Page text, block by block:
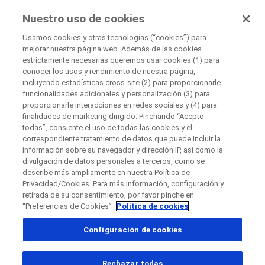
EnsayosClínicos
por Roche
Disease Area Overview
Cáncer
Cáncer de próstata
Cáncer de
próstata
Cerrar
Contacta directamente con Roche si tienes
preguntas
Cerrar
Contacta con el hospital directamente
Datos personales
Nombre
Cerrar
Directly contact the sponsor for questions
Cerrar
Solicita una llamada
Nombre
Apellido(s)
Nuestro uso de cookies
Usamos cookies y otras tecnologías (“cookies”) para
mejorar nuestra página web. Además de las cookies
estrictamente necesarias queremos usar cookies (1) para
conocer los usos y rendimiento de nuestra página,
incluyendo estadísticas cross-site (2) para proporcionarle
funcionalidades adicionales y personalización (3) para
proporcionarle interacciones en redes sociales y (4) para
finalidades de marketing dirigido. Pinchando “Acepto
todas”, consiente el uso de todas las cookies y el
correspondiente tratamiento de datos que puede incluir la
información sobre su navegador y dirección IP, así como la
divulgación de datos personales a terceros, como se
describe más ampliamente en nuestra Política de
Privacidad/Cookies. Para más información, configuración y
retirada de su consentimiento, por favor pinche en
“Preferencias de Cookies”
Política de cookies
Configuración de cookies